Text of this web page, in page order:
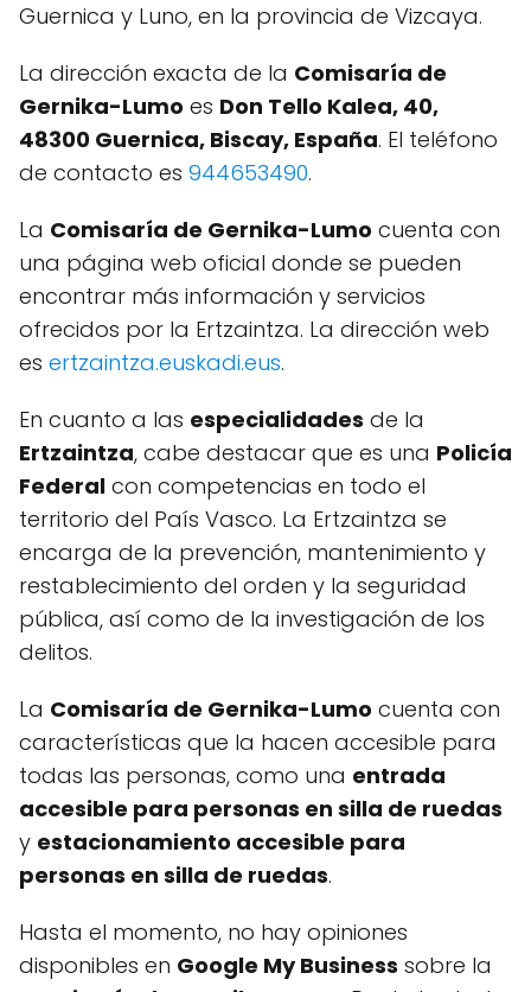
Guernica y Luno, en la provincia de Vizcaya.
La dirección exacta de la Comisaría de
Gernika-Lumo es Don Tello Kalea, 40,
48300 Guernica, Biscay, España. El teléfono
de contacto es 944653490.
La Comisaría de Gernika-Lumo cuenta con
una página web oficial donde se pueden
encontrar más información y servicios
ofrecidos por la Ertzaintza. La dirección web
es ertzaintza.euskadi.eus.
En cuanto a las especialidades de la
Ertzaintza, cabe destacar que es una Policía
Federal con competencias en todo el
territorio del País Vasco. La Ertzaintza se
encarga de la prevención, mantenimiento y
restablecimiento del orden y la seguridad
pública, así como de la investigación de los
delitos.
La Comisaría de Gernika-Lumo cuenta con
características que la hacen accesible para
todas las personas, como una entrada
accesible para personas en silla de ruedas
y estacionamiento accesible para
personas en silla de ruedas.
Hasta el momento, no hay opiniones
disponibles en Google My Business sobre la